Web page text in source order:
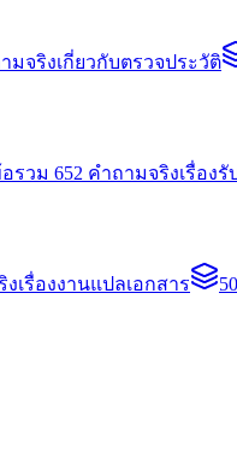
มจริงเกี่ยวกับตรวจประวัติ
รวม 652 คำถามจริงเรื่องรั
เรื่องงานแปลเอกสาร